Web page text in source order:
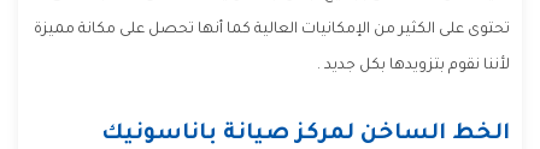
تحتوى على الكثير من الإمكانيات العالية كما أنها تحصل على مكانة مميزة
لأننا نقوم بتزويدها بكل جديد .
الخط الساخن لمركز صيانة باناسونيك